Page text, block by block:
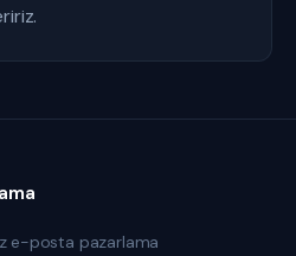
e-posta pazarlama